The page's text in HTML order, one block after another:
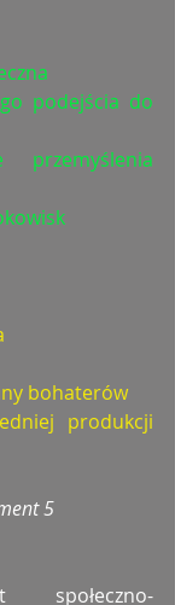
podejścia do
przemyślenia
bohaterów
produkcji
5
społeczno-